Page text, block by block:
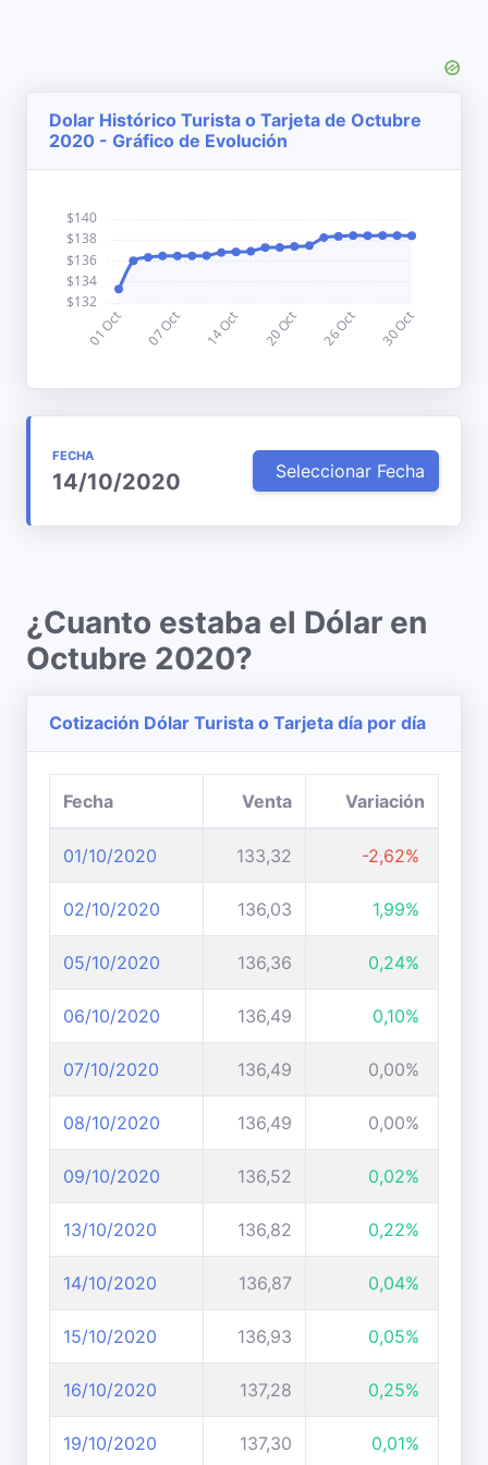
Dolar Histórico Turista o Tarjeta de Octubre
2020 - Gráfico de Evolución
FECHA
14/10/2020 Seleccionar Fecha
¿Cuanto estaba el Dólar en
Octubre 2020?
Cotización Dólar Turista o Tarjeta día por día
Fecha Venta Variación
01/10/2020 133,32 -2,62%
02/10/2020 136,03 1,99%
05/10/2020 136,36 0,24%
06/10/2020 136,49 0,10%
07/10/2020 136,49 0,00%
08/10/2020 136,49 0,00%
09/10/2020 136,52 0,02%
13/10/2020 136,82 0,22%
14/10/2020 136,87 0,04%
15/10/2020 136,93 0,05%
16/10/2020 137,28 0,25%
19/10/2020 137,30 0,01%